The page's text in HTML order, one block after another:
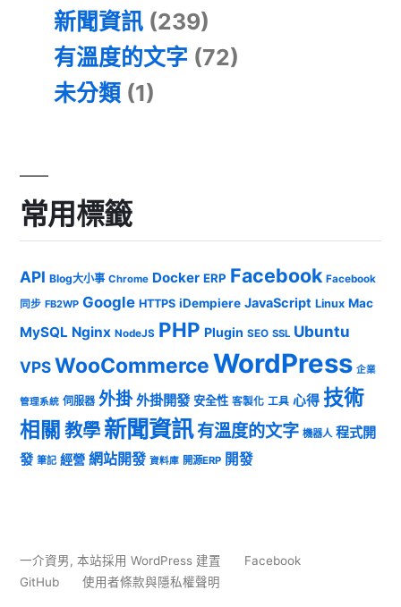
新聞資訊 (239)
有溫度的文字 (72)
未分類 (1)
常用標籤
API Blog大小事 Chrome Docker ERP Facebook Facebook
同步 FB2WP Google HTTPS iDempiere JavaScript Linux Mac
MySQL Nginx NodeJS PHP Plugin SEO SSL Ubuntu
VPSWooCommerceWordPress 企業
管理系統 伺服器 外掛 外掛開發 安全性 客製化 工具 心得 技術
相關 教學 新聞資訊有溫度的文字 機器人 程式開
發 筆記 經營 網站開發 資料庫 開源ERP 開發
一介資男, 本站採用 WordPress 建置
Facebook
GitHub
使用者條款與隱私權聲明